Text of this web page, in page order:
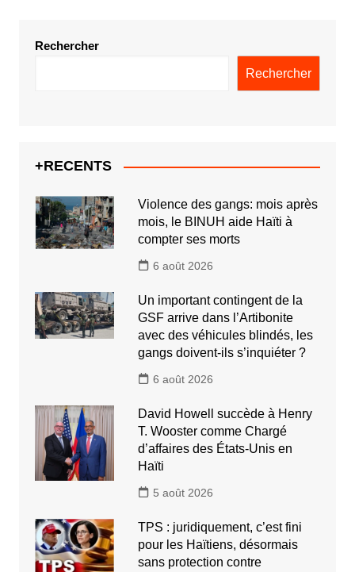
Rechercher
Rechercher
+RECENTS
Violence des gangs: mois après
mois, le BINUH aide Haïti à
compter ses morts
6 août 2026
Un important contingent de la
GSF arrive dans l’Artibonite
avec des véhicules blindés, les
gangs doivent-ils s’inquiéter ?
6 août 2026
David Howell succède à Henry
T. Wooster comme Chargé
d’affaires des États-Unis en
Haïti
5 août 2026
TPS : juridiquement, c’est fini
pour les Haïtiens, désormais
sans protection contre